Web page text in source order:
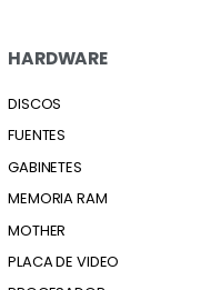
HARDWARE
DISCOS
FUENTES
GABINETES
MEMORIA RAM
MOTHER
PLACA DE VIDEO